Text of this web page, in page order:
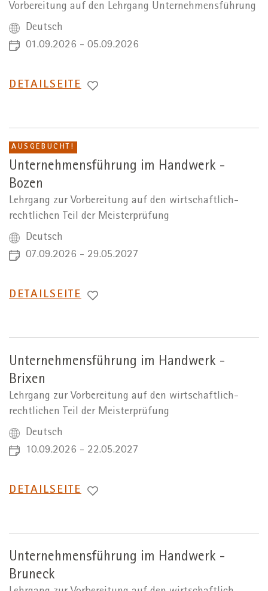
Vorbereitung auf den Lehrgang Unternehmensführung
Deutsch
01.09.2026 - 05.09.2026
WECHSEL
DETAILSEITE
AUSGEBUCHT!
Unternehmensführung im Handwerk -
Bozen
Lehrgang zur Vorbereitung auf den wirtschaftlich-
rechtlichen Teil der Meisterprüfung
Deutsch
07.09.2026 - 29.05.2027
WECHSEL
DETAILSEITE
Unternehmensführung im Handwerk -
Brixen
Lehrgang zur Vorbereitung auf den wirtschaftlich-
rechtlichen Teil der Meisterprüfung
Deutsch
10.09.2026 - 22.05.2027
WECHSEL
DETAILSEITE
Unternehmensführung im Handwerk -
Bruneck